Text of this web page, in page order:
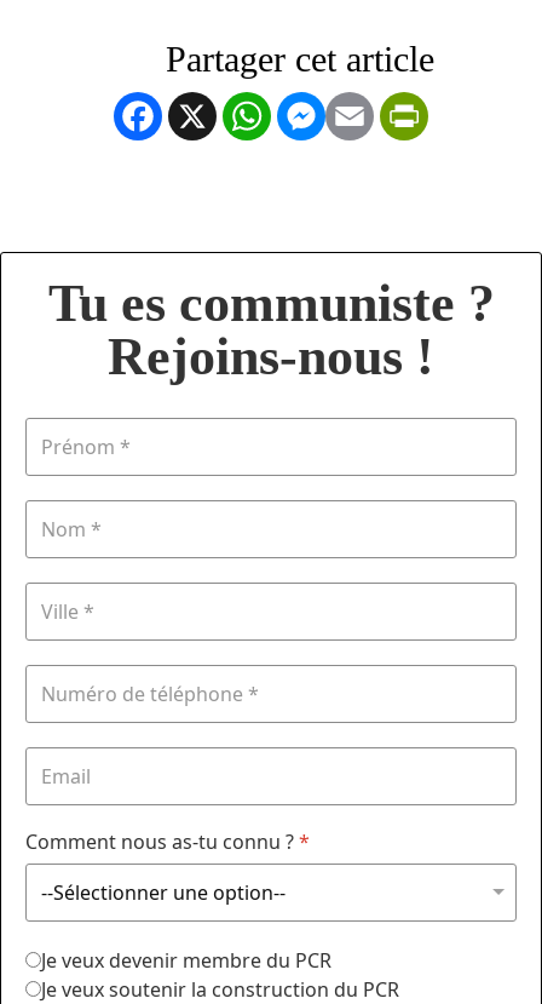
Facebook
X WhatsApp
Messenger
Email
Tu es communiste ?
Rejoins-nous !
Comment nous as-tu connu ?*
Je veux devenir membre du PCR
Je veux soutenir la construction du PCR